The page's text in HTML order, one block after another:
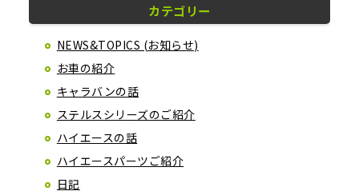
カテゴリー
NEWS&TOPICS (お知らせ)
お車の紹介
キャラバンの話
ステルスシリーズのご紹介
ハイエースの話
ハイエースパーツご紹介
日記